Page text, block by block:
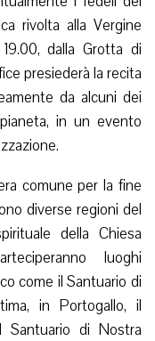
rivolta alla Vergine
dalla Grotta di
presiederà la recita
da alcuni dei
in un evento
comune per la fine
diverse regioni del
della Chiesa
luoghi
come il Santuario di
in Portogallo, il
Santuario di Nostra